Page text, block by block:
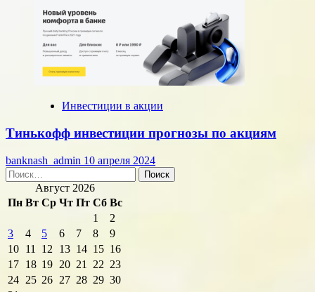
Инвестиции в акции
Тинькофф инвестиции прогнозы по акциям
banknash_admin 10 апреля 2024
Найти:
Август 2026
Пн Вт Ср Чт Пт Сб Вс
1
2
3
4 5 6 7 8
9
10 11 12 13 14 15 16
17 18 19 20 21 22 23
24 25 26 27 28 29 30